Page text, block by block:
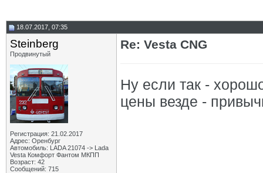
18.07.2017, 07:35
Steinberg
Продвинутый
Регистрация: 21.02.2017
Адрес: Оренбург
Автомобиль: LADA 21074 -> Lada
Vesta Комфорт Фантом МКПП
Возраст: 42
Сообщений: 715
Re: Vesta CNG
Ну если так -
цены везде -